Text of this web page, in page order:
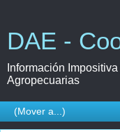
DAE -
Información
Agropecuarias